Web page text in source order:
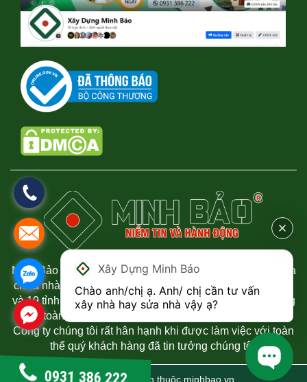
Minh Bảo chuyên thi công xây dựng nhà phố, biệt thự, sửa
chữa nhà uy tín và chất lượng tại Thành phố Hồ Chí Minh
và 19 tỉnh phía Nam. Chúng tôi luôn mang đến sự hài lòng
đến toàn thể quý khách hàng đã tin tưởng đến công ty.
Công ty chúng tôi rất hân hạnh khi được làm việc với toàn
thể quý khách hàng đã tin tưởng chúng tôi.
© 2021 Bản quyền thuộc minhbao.vn
0931 386 222
Xây Dựng Minh Bảo
Chào anh/chị ạ. Anh/ chị cần tư vấn
xây nhà hay sửa nhà vậy ạ?